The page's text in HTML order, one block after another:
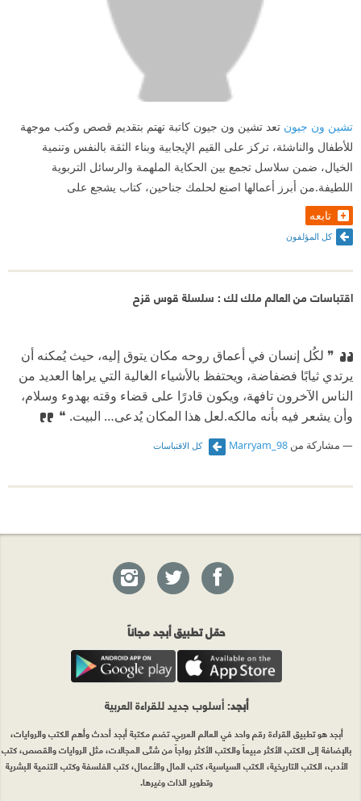
تشين ون جيون تعد تشين ون جيون كاتبة تهتم بتقديم قصص وكتب موجهة
للأطفال والناشئة، تركز على القيم الإيجابية وبناء الثقة بالنفس وتنمية
الخيال، ضمن سلاسل تجمع بين الحكاية الملهمة والرسائل التربوية
اللطيفة.من أبرز أعمالها اصنع لحلمك جناحين، كتاب يشجع على
تابعه
كل المؤلفون
اقتباسات من العالم ملك لك : سلسلة قوس قزح
❞ لكُل إنسان في أعماق روحه مكان يتوق إليه، حيث يُمكنه أن
يرتدي ثيابًا فضفاضة، ويحتفظ بالأشياء الغالية التي يراها العديد من
الناس الآخرون تافهة، ويكون قادرًا على قضاء وقته بهدوء وسلام،
وأن يشعر فيه بأنه مالكه.⁠‫لعل هذا المكان يُدعى… البيت. ❝
مشاركة من Marryam_98 كل الاقتباسات
حمّل تطبيق أبجد مجاناً
أبجد: أسلوب جديد للقراءة العربية
أبجد هو تطبيق القراءة رقم واحد في العالم العربي. تضم مكتبة أبجد أحدث وأهم الكتب والروايات،
بالإضافة إلى الكتب الأكثر مبيعاً والكتب الأكثر رواجاً من شتّى المجالات، مثل الروايات والقصص، كتب
الأدب، الكتب التاريخية، الكتب السياسية، كتب المال والأعمال، كتب الفلسفة وكتب التنمية البشرية
وتطوير الذات وغيرها.